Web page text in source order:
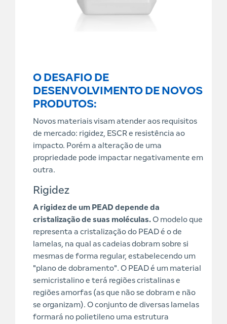
O DESAFIO DE
DESENVOLVIMENTO DE NOVOS
PRODUTOS:
Novos materiais visam atender aos requisitos
de mercado: rigidez, ESCR e resistência ao
impacto. Porém a alteração de uma
propriedade pode impactar negativamente em
outra.
Rigidez
A rigidez de um PEAD depende da
cristalização de suas moléculas.O modelo que
representa a cristalização do PEAD é o de
lamelas, na qual as cadeias dobram sobre si
mesmas de forma regular, estabelecendo um
"plano de dobramento". O PEAD é um material
semicristalino e terá regiões cristalinas e
regiões amorfas (as que não se dobram e não
se organizam). O conjunto de diversas lamelas
formará no polietileno uma estrutura